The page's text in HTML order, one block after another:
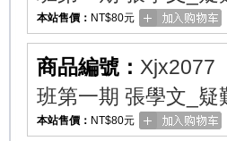
本站售價： NT$80元
商品編號： Xjx2077
班第一期 張學文_
本站售價： NT$80元